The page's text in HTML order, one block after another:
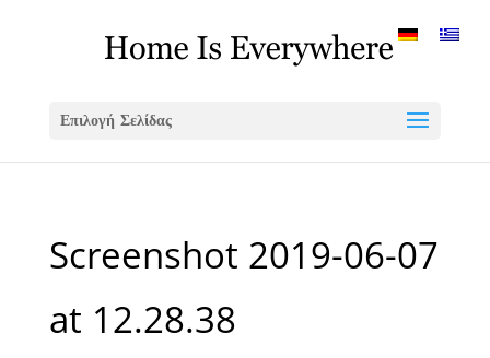
Επιλογή Σελίδας
Screenshot 2019-06-07
at 12.28.38